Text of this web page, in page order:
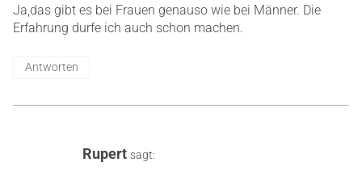
Ja,das gibt es bei Frauen genauso wie bei Männer. Die
Erfahrung durfe ich auch schon machen.
Antworten
Rupert sagt: